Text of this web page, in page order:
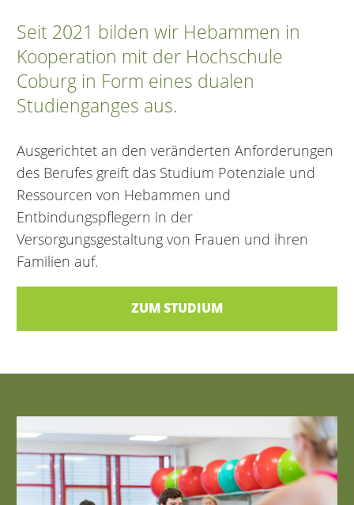
Seit 2021 bilden wir Hebammen in
Kooperation mit der Hochschule
Coburg in Form eines dualen
Studienganges aus.
Ausgerichtet an den veränderten Anforderungen
des Berufes greift das Studium Potenziale und
Ressourcen von Hebammen und
Entbindungspflegern in der
Versorgungsgestaltung von Frauen und ihren
Familien auf.
ZUM STUDIUM